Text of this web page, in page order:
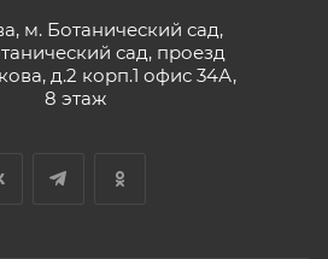
м. Ботанический сад,
сад, проезд
д.2 корп.1 офис 34А,
8 этаж